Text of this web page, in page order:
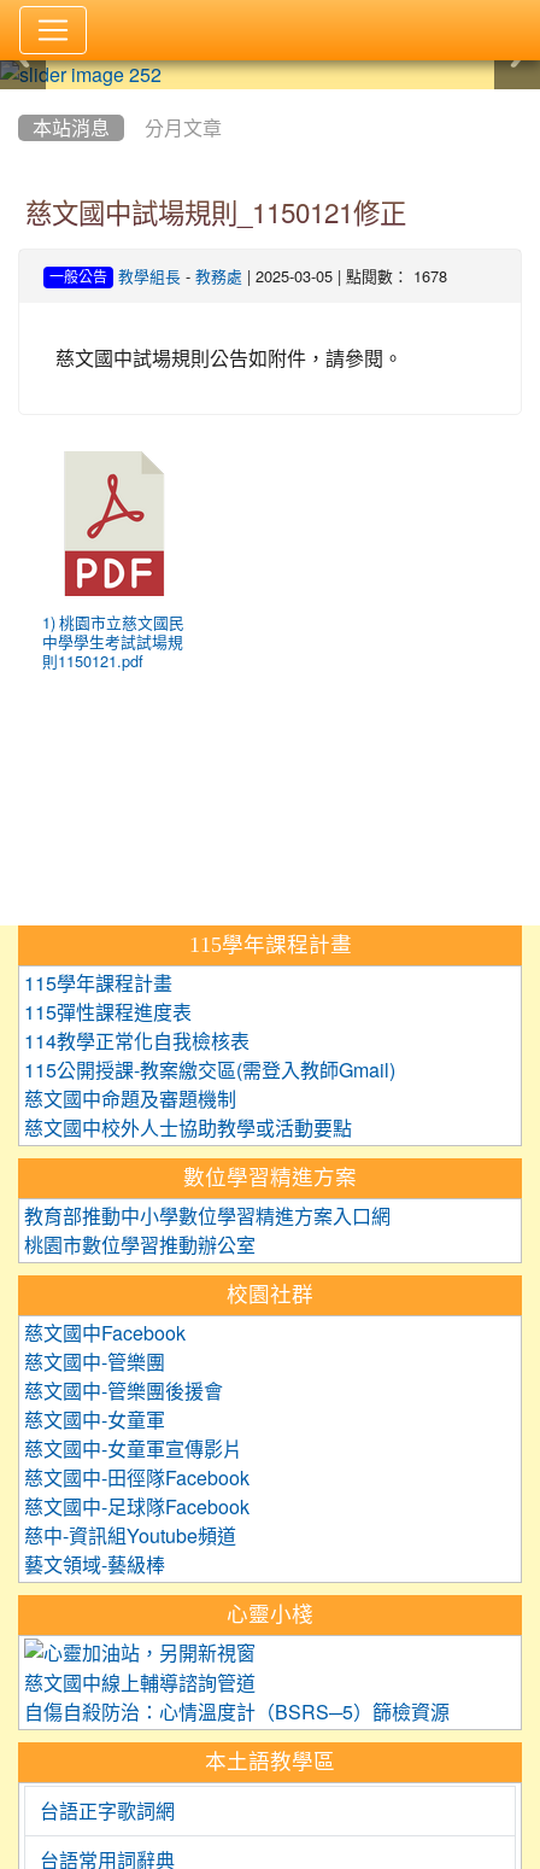
本站消息 分月文章
慈文國中試場規則_1150121修正
一般公告 教學組長- 教務處 | 2025-03-05 | 點閱數： 1678
慈文國中試場規則公告如附件，請參閱。
1) 桃園市立慈文國民
中學學生考試試場規
則1150121.pdf
115學年課程計畫
115學年課程計畫
115彈性課程進度表
114教學正常化自我檢核表
115公開授課-教案繳交區(需登入教師Gmail)
慈文國中命題及審題機制
慈文國中校外人士協助教學或活動要點
數位學習精進方案
教育部推動中小學數位學習精進方案入口網
桃園市數位學習推動辦公室
校園社群
慈文國中Facebook
慈文國中-管樂團
慈文國中-管樂團後援會
慈文國中-女童軍
慈文國中-女童軍宣傳影片
慈文國中-田徑隊Facebook
慈文國中-足球隊Facebook
慈中-資訊組Youtube頻道
藝文領域-藝級棒
心靈小棧
慈文國中線上輔導諮詢管道
自傷自殺防治：心情溫度計（BSRS─5）篩檢資源
本土語教學區
台語正字歌詞網
台語常用詞辭典